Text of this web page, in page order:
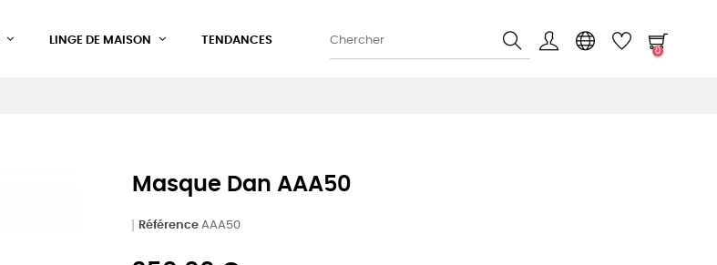
LINGE DE MAISON TENDANCES
0
Masque Dan AAA50
Référence AAA50